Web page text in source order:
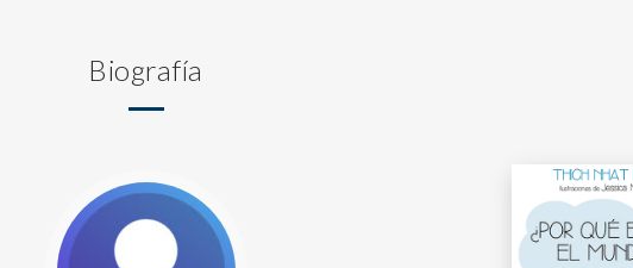
Biografía